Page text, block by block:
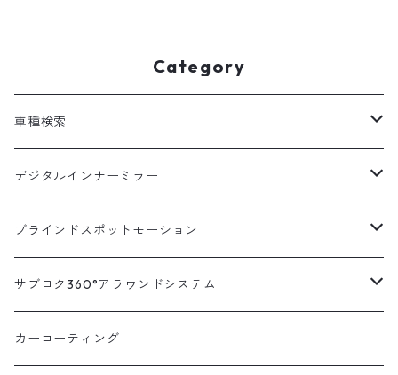
チ 前後同時録画 衝撃検知
前後2カメラ 12インチ 前
Category
車種検索
汎用
トヨタ
ハイエース200系
アルファード・ヴェルファイア30系
ニッサン
エルグランドE52系
ホンダ
デジタルインナーミラー
汎用キット
車種別対応キット
トヨタ
オプション
ブラインドスポットモーション
汎用キット
車種別ミラー付セット
サブロク360°アラウンドシステム
アラウンドシステム本体
カーコーティング